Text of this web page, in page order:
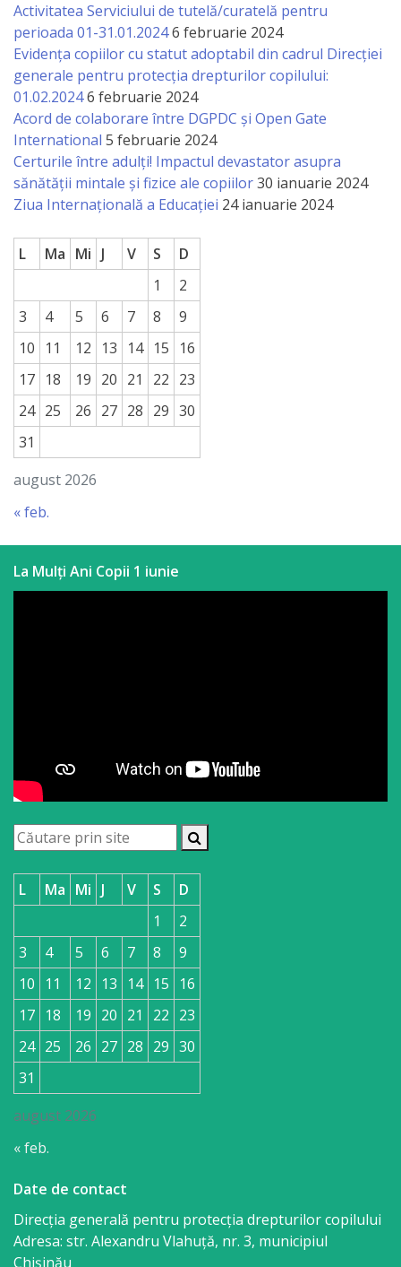
Legislație
națională
Acte
interne
Media
Comunicate
de
presă
Informații
utile
Versiunea
veche
a
paginii
web
Contacte
Activitatea Serviciului de tutelă/curatelă pentru
perioada 01-31.01.20246 februarie 2024
Evidența copiilor cu statut adoptabil din cadrul Direcției
generale pentru protecția drepturilor copilului:
01.02.20246 februarie 2024
Acord de colaborare între DGPDC și Open Gate
International 5 februarie 2024
Certurile între adulți! Impactul devastator asupra
sănătății mintale și fizice ale copiilor30 ianuarie 2024
Ziua Internațională a Educației 24 ianuarie 2024
august 2026
L Ma Mi J V S
D
1
2
3
4 5 6 7 8
9
10
11 12 13 14 15
16
17 18 19 20 21 22 23
24 25 26 27 28 29 30
31
« feb.
La Mulți Ani Copii 1 iunie
august 2026
L Ma Mi J V S
D
1
2
3
4 5 6 7 8
9
10
11 12 13 14 15
16
17 18 19 20 21 22 23
24 25 26 27 28 29 30
31
« feb.
Date de contact
Direcția generală pentru protecția drepturilor copilului
Adresa: str. Alexandru Vlahuţă, nr. 3, municipiul
Chişinău